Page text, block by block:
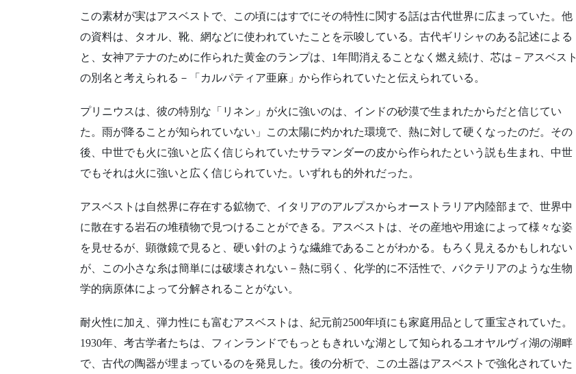
この素材が実はアスベストで、この頃にはすでにその特性に関する話は古代世界に広まっていた。他
の資料は、タオル、靴、網などに使われていたことを示唆している。古代ギリシャのある記述による
と、女神アテナのために作られた黄金のランプは、1年間消えることなく燃え続け、芯は－アスベスト
の別名と考えられる－「カルパティア亜麻」から作られていたと伝えられている。
プリニウスは、彼の特別な「リネン」が火に強いのは、インドの砂漠で生まれたからだと信じてい
た。雨が降ることが知られていない」この太陽に灼かれた環境で、熱に対して硬くなったのだ。その
後、中世でも火に強いと広く信じられていたサラマンダーの皮から作られたという説も生まれ、中世
でもそれは火に強いと広く信じられていた。いずれも的外れだった。
アスベストは自然界に存在する鉱物で、イタリアのアルプスからオーストラリア内陸部まで、世界中
に散在する岩石の堆積物で見つけることができる。アスベストは、その産地や用途によって様々な姿
を見せるが、顕微鏡で見ると、硬い針のような繊維であることがわかる。もろく見えるかもしれない
が、この小さな糸は簡単には破壊されない－熱に弱く、化学的に不活性で、バクテリアのような生物
学的病原体によって分解されることがない。
耐火性に加え、弾力性にも富むアスベストは、紀元前2500年頃にも家庭用品として重宝されていた。
1930年、考古学者たちは、フィンランドでもっともきれいな湖として知られるユオヤルヴィ湖の湖畔
で、古代の陶器が埋まっているのを発見した。後の分析で、この土器はアスベストで強化されていた